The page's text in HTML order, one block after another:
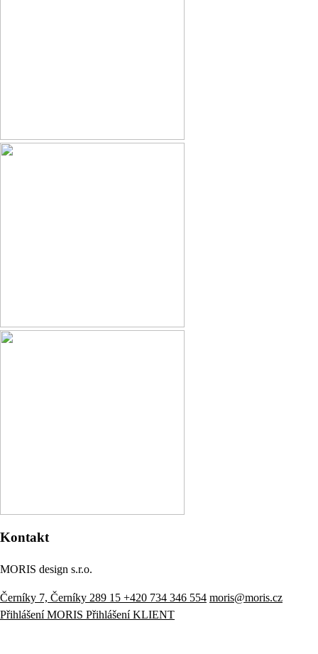
Kontakt
MORIS design s.r.o.
Černíky 7, Černíky 289 15 +420 734 346 554 moris@moris.cz
Přihlášení MORIS Přihlášení KLIENT